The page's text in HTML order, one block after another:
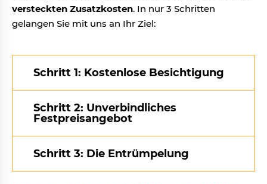
versteckten Zusatzkosten. In nur 3 Schritten
gelangen Sie mit uns an Ihr Ziel:
Schritt 1: Kostenlose Besichtigung
Schritt 2: Unverbindliches
Festpreisangebot
Schritt 3: Die Entrümpelung